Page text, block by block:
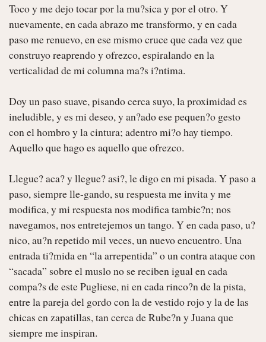
Toco y me dejo tocar por la mu?sica y por el otro. Y
nuevamente, en cada abrazo me transformo, y en cada
paso me renuevo, en ese mismo cruce que cada vez que
construyo reaprendo y ofrezco, espiralando en la
verticalidad de mi columna ma?s i?ntima.
Doy un paso suave, pisando cerca suyo, la proximidad es
ineludible, y es mi deseo, y an?ado ese pequen?o gesto
con el hombro y la cintura; adentro mi?o hay tiempo.
Aquello que hago es aquello que ofrezco.
Llegue? aca? y llegue? asi?, le digo en mi pisada. Y paso a
paso, siempre lle-gando, su respuesta me invita y me
modifica, y mi respuesta nos modifica tambie?n; nos
navegamos, nos entretejemos un tango. Y en cada paso, u?
nico, au?n repetido mil veces, un nuevo encuentro. Una
entrada ti?mida en “la arrepentida” o un contra ataque con
“sacada” sobre el muslo no se reciben igual en cada
compa?s de este Pugliese, ni en cada rinco?n de la pista,
entre la pareja del gordo con la de vestido rojo y la de las
chicas en zapatillas, tan cerca de Rube?n y Juana que
siempre me inspiran.